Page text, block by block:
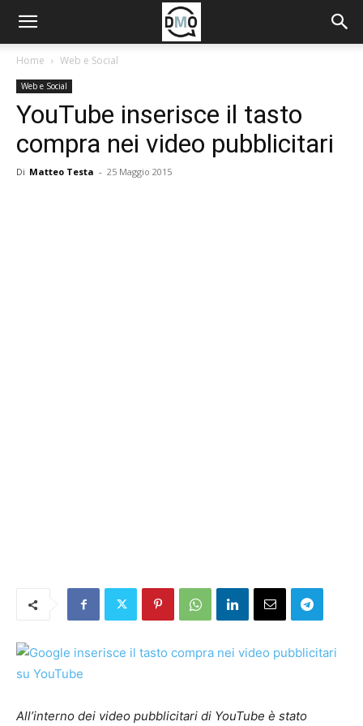
Home Web e Social
Web e Social
YouTube inserisce il tasto
compra nei video pubblicitari
Di Matteo Testa - 25 Maggio 2015
All’interno dei video pubblicitari di YouTube è stato